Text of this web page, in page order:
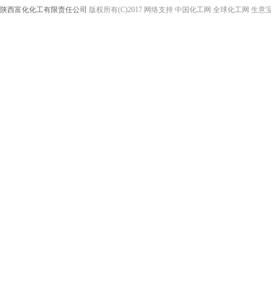
陕西富化化工有限责任公司 版权所有(C)2017 网络支持 中国化工网 全球化工网 生意